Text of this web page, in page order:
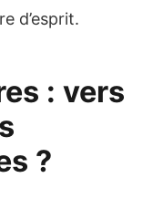
d’esprit.
: vers
?